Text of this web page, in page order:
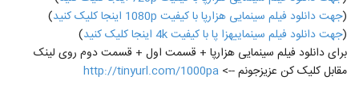
(جهت دانلود فیلم سینمایی هزارپا با کیفیت 1080p اینجا کلیک کنید
)
(جهت دانلود فیلم سینماییهزا پا با کیفیت 4k اینجا کلیک کنید
)
برای دانلود فیلم سینمایی هزارپا + قسمت اول + قسمت دوم روی لینک
مقابل کلیک کن عزیزجونم --> http://tinyurl.com/1000pa